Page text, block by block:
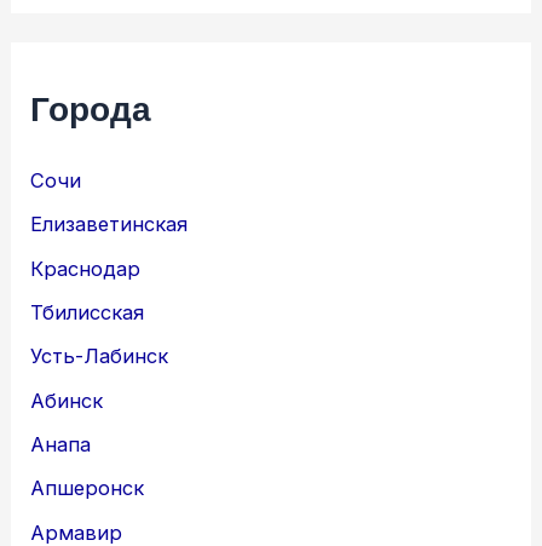
Города
Сочи
Елизаветинская
Краснодар
Тбилисская
Усть-Лабинск
Абинск
Анапа
Апшеронск
Армавир